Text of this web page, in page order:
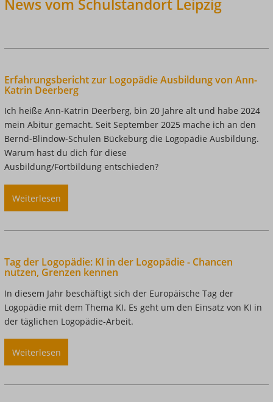
News vom Schulstandort Leipzig
Erfahrungsbericht zur Logopädie Ausbildung von Ann-
Katrin Deerberg
Ich heiße Ann-Katrin Deerberg, bin 20 Jahre alt und habe 2024
mein Abitur gemacht. Seit September 2025 mache ich an den
Bernd-Blindow-Schulen Bückeburg die Logopädie Ausbildung.
Warum hast du dich für diese
Ausbildung/Fortbildung entschieden?
Weiterlesen
Erfahrungsbericht
von
Katrin
Deerberg
Tag der Logopädie: KI in der Logopädie - Chancen
nutzen, Grenzen kennen
In diesem Jahr beschäftigt sich der Europäische Tag der
Logopädie mit dem Thema KI. Es geht um den Einsatz von KI in
der täglichen Logopädie-Arbeit.
Weiterlesen
Tag